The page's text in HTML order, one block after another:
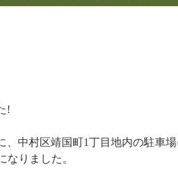
!
、中村区靖国町1丁目地内の駐車
なりました。